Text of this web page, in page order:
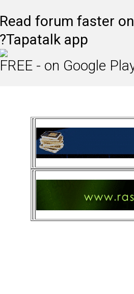
Read forum faster
Tapatalk app?
FREE - on Google